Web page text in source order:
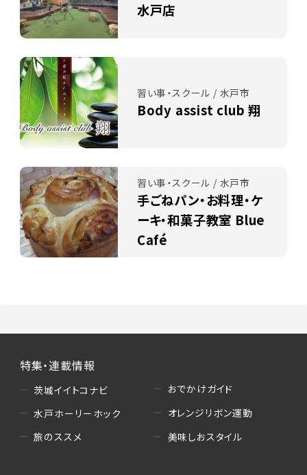
水戸店
習い事・スクール / 水戸市
Body assist club 翔
習い事・スクール / 水戸市
手ごねパン・お料理・ケ
ーキ・和菓子教室 Blue
Café
特集・連載情報
茨城イイトコナビ
水戸ホーリーホック
旅のススメ
おでかけガイド
オレンジリボン運動
美味しおスタイル